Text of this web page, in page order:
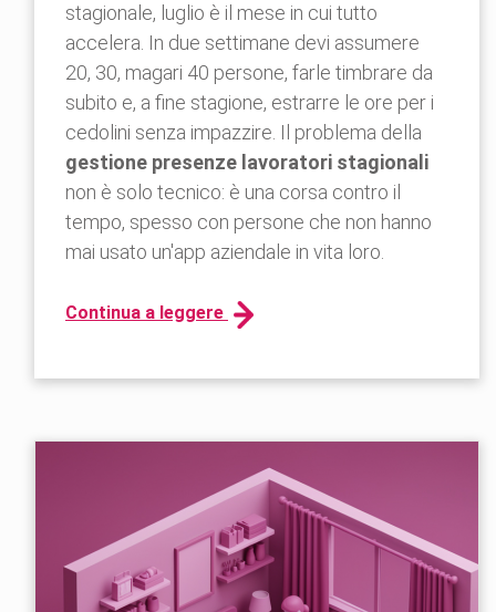
stagionale, luglio è il mese in cui tutto
accelera. In due settimane devi assumere
20, 30, magari 40 persone, farle timbrare da
subito e, a fine stagione, estrarre le ore per i
cedolini senza impazzire. Il problema della
gestione presenze lavoratori stagionali
non è solo tecnico: è una corsa contro il
tempo, spesso con persone che non hanno
mai usato un'app aziendale in vita loro.
Continua a leggere